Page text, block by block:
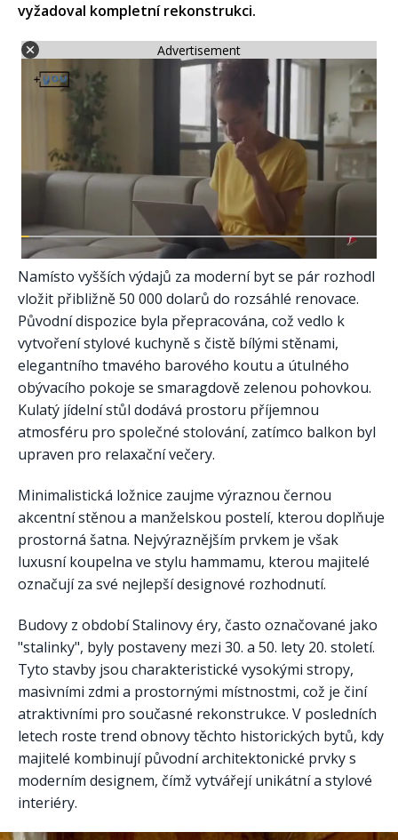
vyžadoval kompletní rekonstrukci.​
Advertisement
Namísto vyšších výdajů za moderní byt se pár rozhodl
vložit přibližně 50 000 dolarů do rozsáhlé renovace.
Původní dispozice byla přepracována, což vedlo k
vytvoření stylové kuchyně s čistě bílými stěnami,
elegantního tmavého barového koutu a útulného
obývacího pokoje se smaragdově zelenou pohovkou.
Kulatý jídelní stůl dodává prostoru příjemnou
atmosféru pro společné stolování, zatímco balkon byl
upraven pro relaxační večery.
Minimalistická ložnice zaujme výraznou černou
akcentní stěnou a manželskou postelí, kterou doplňuje
prostorná šatna. Nejvýraznějším prvkem je však
luxusní koupelna ve stylu hammamu, kterou majitelé
označují za své nejlepší designové rozhodnutí.​
Budovy z období Stalinovy éry, často označované jako
"stalinky", byly postaveny mezi 30. a 50. lety 20. století.
Tyto stavby jsou charakteristické vysokými stropy,
masivními zdmi a prostornými místnostmi, což je činí
atraktivními pro současné rekonstrukce. V posledních
letech roste trend obnovy těchto historických bytů, kdy
majitelé kombinují původní architektonické prvky s
moderním designem, čímž vytvářejí unikátní a stylové
interiéry.​